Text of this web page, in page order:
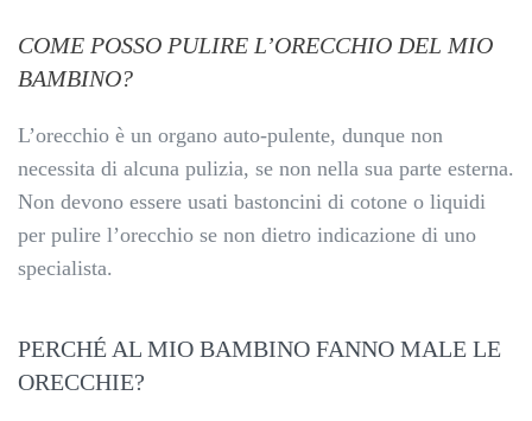
COME POSSO PULIRE L’ORECCHIO DEL MIO
BAMBINO?
L’orecchio è un organo auto-pulente, dunque non
necessita di alcuna pulizia, se non nella sua parte esterna.
Non devono essere usati bastoncini di cotone o liquidi
per pulire l’orecchio se non dietro indicazione di uno
specialista.
PERCHÉ AL MIO BAMBINO FANNO MALE LE
ORECCHIE?